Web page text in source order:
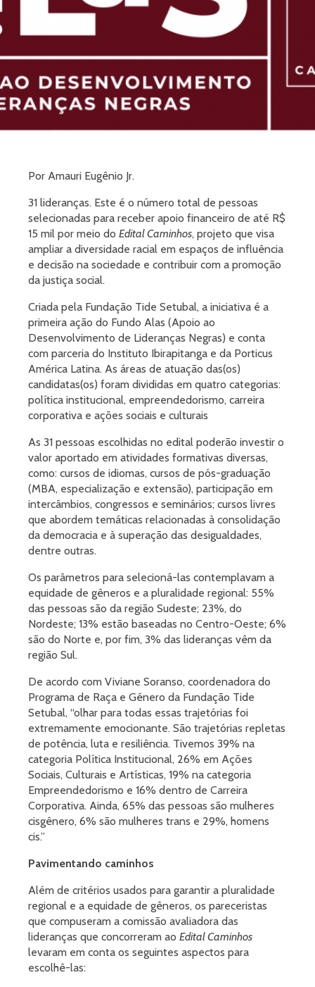
Por Amauri Eugênio Jr.
31 lideranças. Este é o número total de pessoas
selecionadas para receber apoio financeiro de até R$
15 mil por meio do Edital Caminhos, projeto que visa
ampliar a diversidade racial em espaços de influência
e decisão na sociedade e contribuir com a promoção
da justiça social.
Criada pela Fundação Tide Setubal, a iniciativa é a
primeira ação do Fundo Alas (Apoio ao
Desenvolvimento de Lideranças Negras) e conta
com parceria do Instituto Ibirapitanga e da Porticus
América Latina. As áreas de atuação das(os)
candidatas(os) foram divididas em quatro categorias:
política institucional, empreendedorismo, carreira
corporativa e ações sociais e culturais
As 31 pessoas escolhidas no edital poderão investir o
valor aportado em atividades formativas diversas,
como: cursos de idiomas, cursos de pós-graduação
(MBA, especialização e extensão), participação em
intercâmbios, congressos e seminários; cursos livres
que abordem temáticas relacionadas à consolidação
da democracia e à superação das desigualdades,
dentre outras.
Os parâmetros para selecioná-las contemplavam a
equidade de gêneros e a pluralidade regional: 55%
das pessoas são da região Sudeste; 23%, do
Nordeste; 13% estão baseadas no Centro-Oeste; 6%
são do Norte e, por fim, 3% das lideranças vêm da
região Sul.
De acordo com Viviane Soranso, coordenadora do
Programa de Raça e Gênero da Fundação Tide
Setubal, “olhar para todas essas trajetórias foi
extremamente emocionante. São trajetórias repletas
de potência, luta e resiliência. Tivemos 39% na
categoria Política Institucional, 26% em Ações
Sociais, Culturais e Artísticas, 19% na categoria
Empreendedorismo e 16% dentro de Carreira
Corporativa. Ainda, 65% das pessoas são mulheres
cisgênero, 6% são mulheres trans e 29%, homens
cis.”
Pavimentando caminhos
Além de critérios usados para garantir a pluralidade
regional e a equidade de gêneros, os pareceristas
que compuseram a comissão avaliadora das
lideranças que concorreram ao Edital Caminhos
levaram em conta os seguintes aspectos para
escolhê-las: